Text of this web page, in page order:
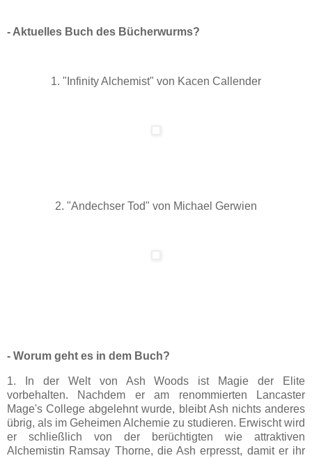
- Aktuelles Buch des Bücherwurms?
1. "Infinity Alchemist" von Kacen Callender
2. "Andechser Tod" von Michael Gerwien
- Worum geht es in dem Buch?
1. In der Welt von Ash Woods ist Magie der Elite
vorbehalten. Nachdem er am renommierten Lancaster
Mage's College abgelehnt wurde, bleibt Ash nichts anderes
übrig, als im Geheimen Alchemie zu studieren. Erwischt wird
er schließlich von der berüchtigten wie attraktiven
Alchemistin Ramsay Thorne, die Ash erpresst, damit er ihr